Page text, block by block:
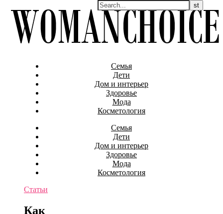
Семья
Дети
Дом и интерьер
Здоровье
Мода
Косметология
Семья
Дети
Дом и интерьер
Здоровье
Мода
Косметология
Статьи
Как